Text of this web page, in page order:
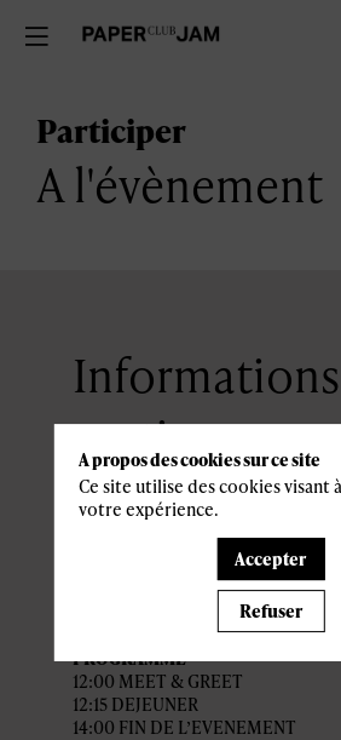
Participer
A l'évènement
Informations
pratiques
ACCÈS ET STATIONNEMENT
PROGRAMME
12:00 MEET & GREET
12:15 DEJEUNER
14:00 FIN DE L’EVENEMENT
A propos des cookies sur ce site
Ce site utilise des cookies visant
votre expérience.
Accepter
Refuser